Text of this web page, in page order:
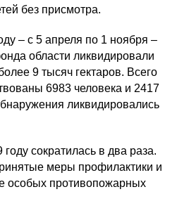
без присмотра.
– с 5 апреля по 1 ноября –
области ликвидировали
9 тысяч гектаров. Всего
6983 человека и 2417
ликвидировались
сократилась в два раза.
меры профилактики и
особых противопожарных